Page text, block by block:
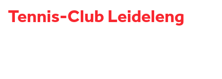
Tennis-Club Leideleng